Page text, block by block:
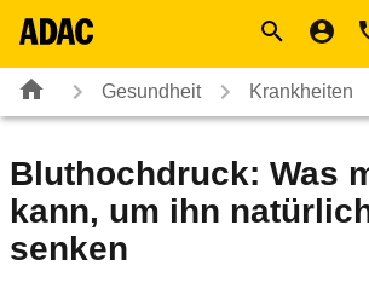
Gesundheit Krankheiten
Bluthochdruck: Was
kann, um ihn
senken